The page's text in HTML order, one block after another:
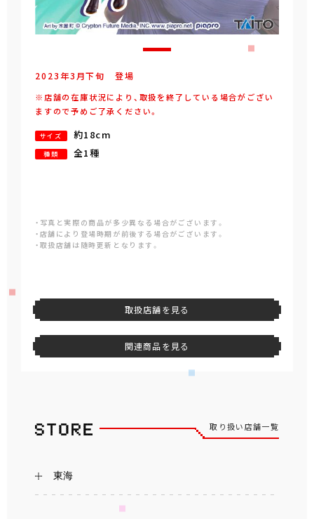
2023年3 月下旬 登場
※店舗の在庫状況により、取扱を終了している場合がござい
ますので予めご了承ください。
サイズ 約18cm
種類 全1種
・写真と実際の商品が多少異なる場合がございます。
・店舗により登場時期が前後する場合がございます。
・取扱店舗は随時更新となります。
取扱店舗を見る
関連商品を見る
取り扱い店舗一覧
東海